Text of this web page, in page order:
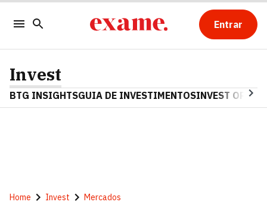
Entrar
Invest
BTG INSIGHTSGUIA DE INVESTIMENTOSINVEST OPINA
Home Invest Mercados